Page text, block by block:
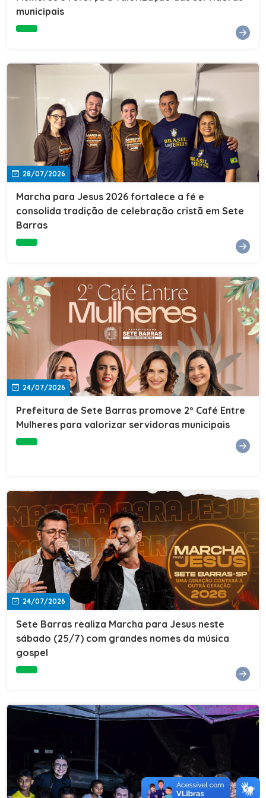
Cultura, Esporte e Lazer, Paulo Thomas, prestigiou os
compromisso da nossa gestão com a inclusão,
oferecendo a jovens e adultos a oportunidade de
concluir seus estudos e construir um futuro melhor.
Cada certificado entregue simboliza esforço,
determinação e a certeza de que investir em educação
é investir no desenvolvimento de Sete Barras."A
Prefeitura de Sete Barras também agradeceu ao SESI,
parceiro fundamental na retomada e ampliação da
Educação de Jovens e Adultos, aos professores, à
equipe da Secretaria Municipal de Educação e a todos
os profissionais que contribuíram para que esse
importante projeto voltasse a transformar a vida de
municipais
28/07/2026
Marcha para Jesus 2026 fortalece a fé e
consolida tradição de celebração cristã em Sete
Barras
24/07/2026
Prefeitura de Sete Barras promove 2º Café Entre
Mulheres para valorizar servidoras municipais
24/07/2026
Sete Barras realiza Marcha para Jesus neste
sábado (25/7) com grandes nomes da música
gospel